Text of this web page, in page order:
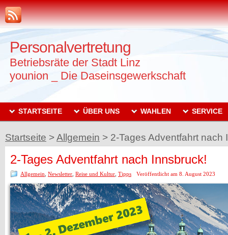
Personalvertretung
Betriebsräte der Stadt Linz
younion _ Die Daseinsgewerkschaft
STARTSEITE ÜBER UNS WAHLEN SERVICE
Startseite > Allgemein > 2-Tages Adventfahrt nach
2-Tages Adventfahrt nach Innsbruck!
Allgemein Newsletter Reise und Kultur Tipps Veröffentlicht am 8. August 2023